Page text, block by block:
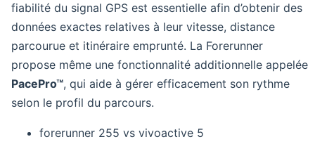
fiabilité du signal GPS est essentielle afin d’obtenir des
données exactes relatives à leur vitesse, distance
parcourue et itinéraire emprunté. La Forerunner
propose même une fonctionnalité additionnelle appelée
PacePro™, qui aide à gérer efficacement son rythme
selon le profil du parcours.
forerunner 255 vs vivoactive 5